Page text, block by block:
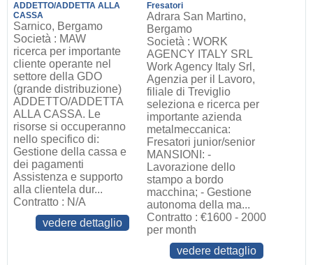
ADDETTO/ADDETTA ALLA
CASSA
Sarnico, Bergamo
Società : MAW
ricerca per importante
cliente operante nel
settore della GDO
(grande distribuzione)
ADDETTO/ADDETTA
ALLA CASSA. Le
risorse si occuperanno
nello specifico di:
Gestione della cassa e
dei pagamenti
Assistenza e supporto
alla clientela dur...
Contratto : N/A
vedere dettaglio
Fresatori
Adrara San Martino,
Bergamo
Società : WORK
AGENCY ITALY SRL
Work Agency Italy Srl,
Agenzia per il Lavoro,
filiale di Treviglio
seleziona e ricerca per
importante azienda
metalmeccanica:
Fresatori junior/senior
MANSIONI: -
Lavorazione dello
stampo a bordo
macchina; - Gestione
autonoma della ma...
Contratto : €1600 - 2000
per month
vedere dettaglio